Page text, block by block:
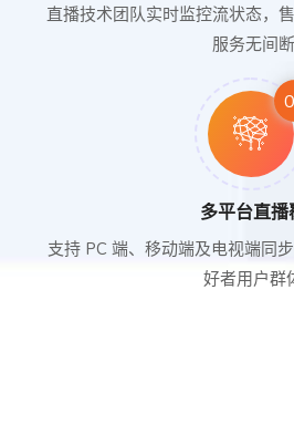
直播技术团队实时监控流状态，
服务无间断
多平台直播
支持 PC 端、移动端及电视端同
好者用户群